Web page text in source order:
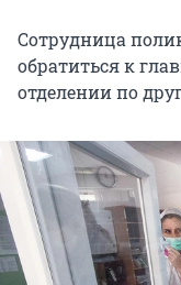
Сотрудница
обратиться к
отделении по